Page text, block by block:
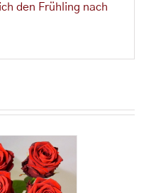
den Frühling nach